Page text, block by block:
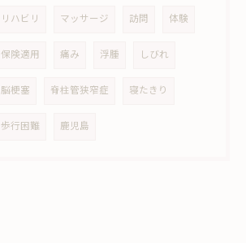
リハビリ マッサージ 訪問 体験
保険適用 痛み 浮腫 しびれ
脳梗塞 脊柱管狭窄症 寝たきり
歩行困難 鹿児島